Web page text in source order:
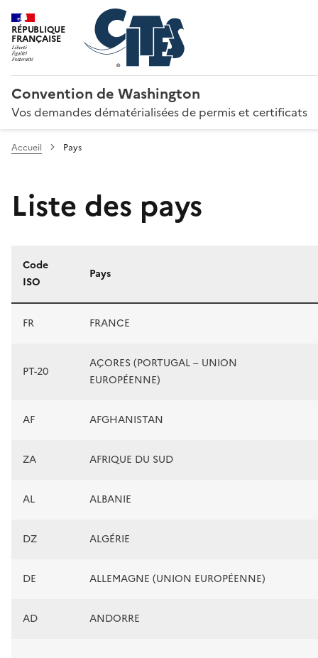
RÉPUBLIQUE
FRANÇAISE
Convention de Washington
Vos demandes dématérialisées de permis et certificats
Accueil Pays
Liste des pays
Liste des pays
Code
ISO
Pays
FR FRANCE
PT-20
AÇORES (PORTUGAL – UNION
EUROPÉENNE)
AF AFGHANISTAN
ZA AFRIQUE DU SUD
AL ALBANIE
DZ ALGÉRIE
DE ALLEMAGNE (UNION EUROPÉENNE)
AD ANDORRE